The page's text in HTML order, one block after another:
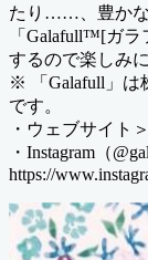
たり……、豊かな
「Galafull™[ガ
するので楽しみ
※ 「Galafull」は
です。
・ウェブサイト
・Instagram（
https://